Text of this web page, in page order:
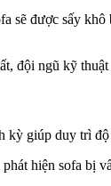
sẽ được sấy
đội ngũ kỹ
giúp duy trì độ
hiện sofa bị